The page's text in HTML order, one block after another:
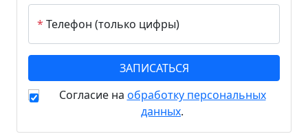
* Телефон (только цифры)
Согласие на обработку персональных
данных.